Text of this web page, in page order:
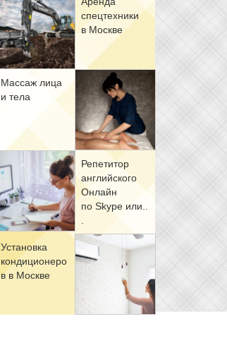
спец­тех­ни­ки
в Москве
Мас­саж ли­ца
и те­ла
Ре­пе­ти­тор
ан­глий­ско­го
Он­лайн
по Skype или..
Уста­нов­ка
кон­ди­ци­о­не­ро
в в Москве